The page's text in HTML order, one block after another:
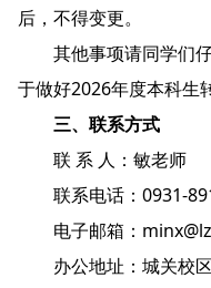
后，不得变更。
其他事项请同学们
于做好2026年度本科生
三、联系方式
联 系 人：敏老师
联系电话：0931-
电子邮箱：
办公地址：城关校